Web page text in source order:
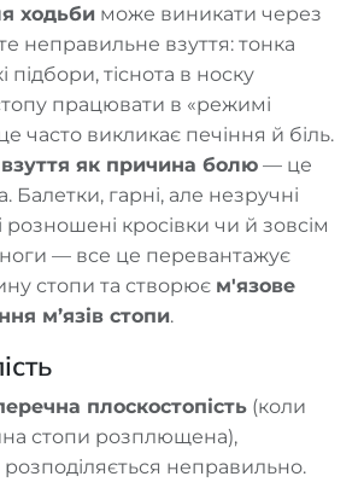
ходьби може виникати через
неправильне взуття: тонка
підбори, тіснота в носку
працювати в «режимі
часто викликає печіння й біль.
як причина болю — це
Балетки, гарні, але незручні
розношені кросівки чи й зовсім
ноги — все це перевантажує
стопи та створює м'язове
м’язів стопи.
плоскостопість (коли
стопи розплющена),
неправильно.